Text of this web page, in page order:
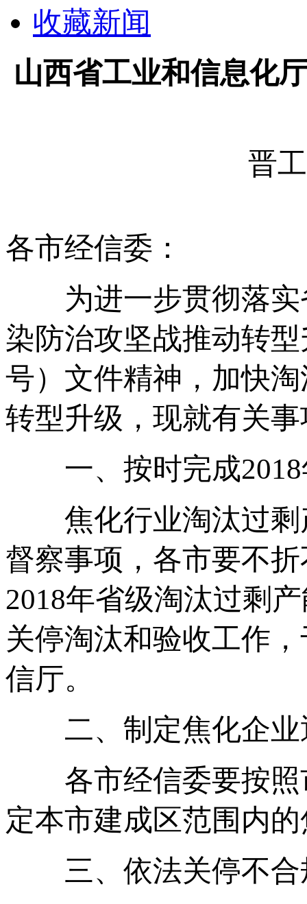
收藏新闻
山西省工业和信息化
晋
各市经信委：
为进一步贯彻落实
染防治攻坚战推动转
号）文件精神，加快
转型升级，现就有关
一、按时完成2018
焦化行业淘汰过剩
督察事项，各市要不
2018年省级淘汰过剩
关停淘汰和验收工作
信厅。
二、制定焦化企业
各市经信委要按照
定本市建成区范围内
三、依法关停不合